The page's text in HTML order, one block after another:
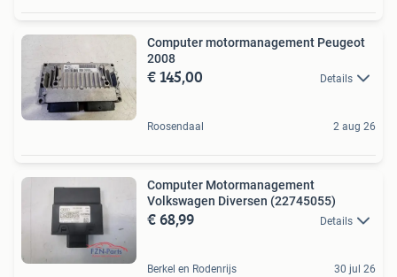
Computer motormanagement Peugeot
2008
€ 145,00 Details
Roosendaal 2 aug 26
Computer Motormanagement
Volkswagen Diversen (22745055)
€ 68,99 Details
Berkel en Rodenrijs 30 jul 26